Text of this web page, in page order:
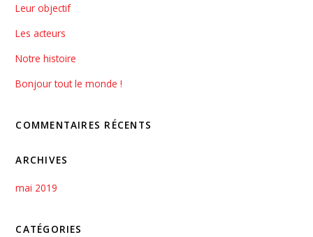
Leur objectif
Les acteurs
Notre histoire
Bonjour tout le monde !
COMMENTAIRES RÉCENTS
ARCHIVES
mai 2019
CATÉGORIES